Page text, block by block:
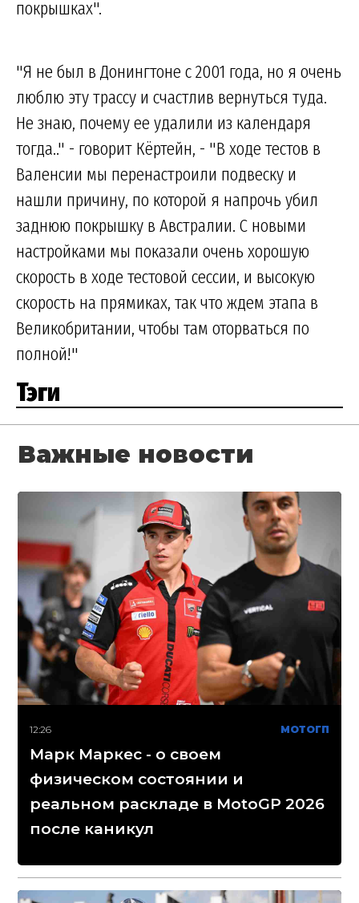
покрышках".
"Я не был в Донингтоне с 2001 года, но я очень
люблю эту трассу и счастлив вернуться туда.
Не знаю, почему ее удалили из календаря
тогда.." - говорит Кёртейн, - "В ходе тестов в
Валенсии мы перенастроили подвеску и
нашли причину, по которой я напрочь убил
заднюю покрышку в Австралии. С новыми
настройками мы показали очень хорошую
скорость в ходе тестовой сессии, и высокую
скорость на прямиках, так что ждем этапа в
Великобритании, чтобы там оторваться по
полной!"
Тэги
Важные новости
12:26 МОТОГП
Марк Маркес - о своем
физическом состоянии и
реальном раскладе в MotoGP 2026
после каникул